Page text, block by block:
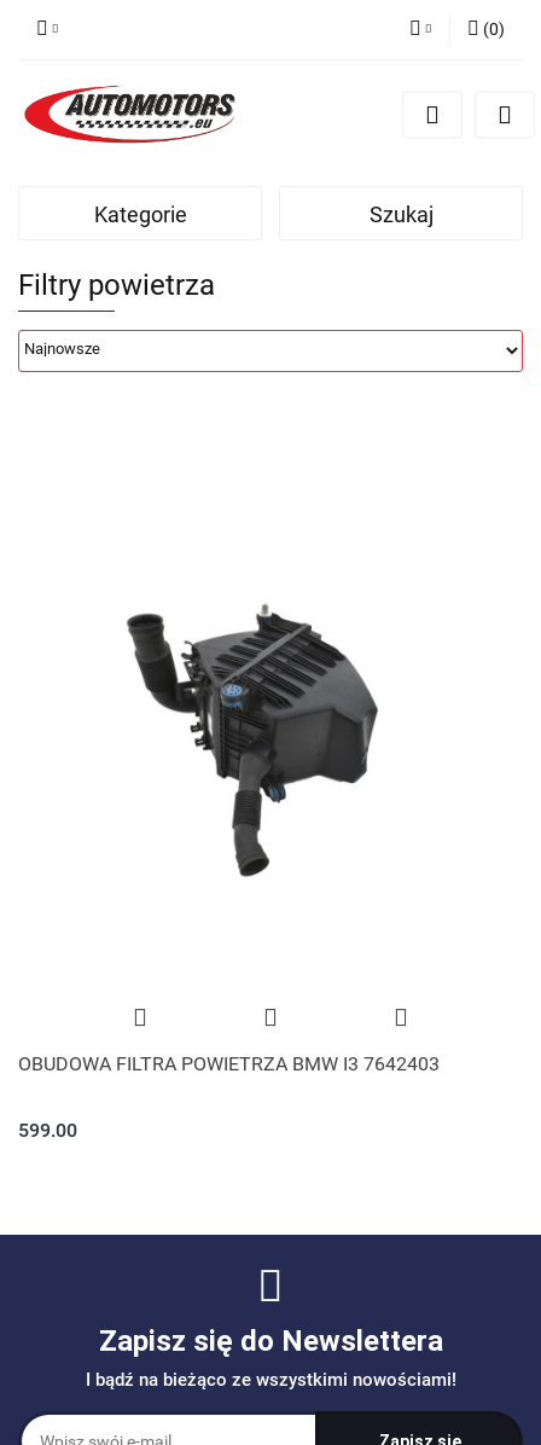
Zarejestruj się
(0)
Kategorie Szukaj
Filtry powietrza
OBUDOWA FILTRA POWIETRZA BMW I3 7642403
599.00
Zapisz się do Newslettera
I bądź na bieżąco ze wszystkimi nowościami!